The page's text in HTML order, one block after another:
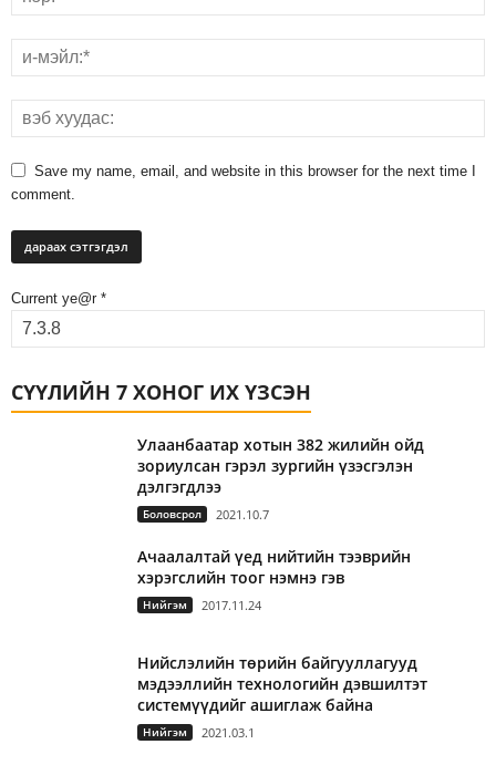
Save my name, email, and website in this browser for the next time I
comment.
Current ye@r *
СҮҮЛИЙН 7 ХОНОГ ИХ ҮЗСЭН
Улаанбаатар хотын 382 жилийн ойд
зориулсан гэрэл зургийн үзэсгэлэн
дэлгэгдлээ
Боловсрол 2021.10.7
Ачаалалтай үед нийтийн тээврийн
хэрэгслийн тоог нэмнэ гэв
Нийгэм 2017.11.24
Нийслэлийн төрийн байгууллагууд
мэдээллийн технологийн дэвшилтэт
системүүдийг ашиглаж байна
Нийгэм 2021.03.1